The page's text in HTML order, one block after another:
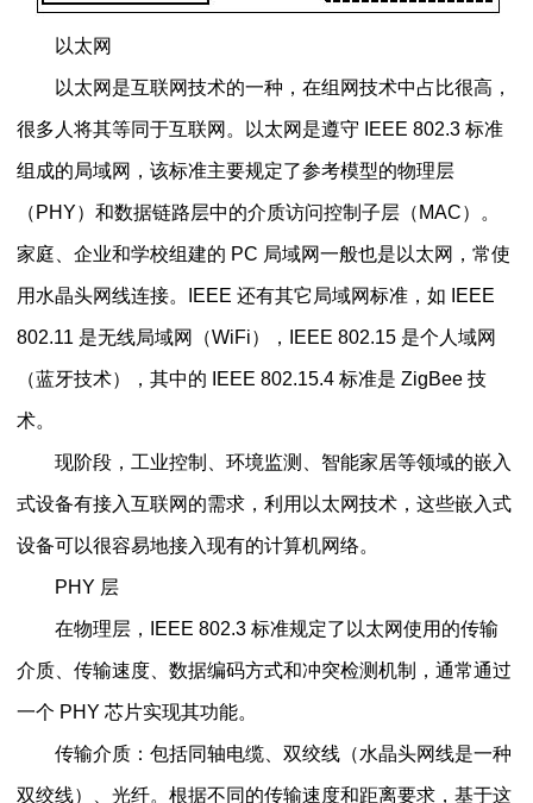
以太网
以太网是互联网技术的一种，在组网技术中占比很高，
很多人将其等同于互联网。以太网是遵守 IEEE 802.3 标准
组成的局域网，该标准主要规定了参考模型的物理层
（PHY）和数据链路层中的介质访问控制子层（MAC）。
家庭、企业和学校组建的 PC 局域网一般也是以太网，常使
用水晶头网线连接。IEEE 还有其它局域网标准，如 IEEE
802.11 是无线局域网（WiFi），IEEE 802.15 是个人域网
（蓝牙技术），其中的 IEEE 802.15.4 标准是 ZigBee 技
术。
现阶段，工业控制、环境监测、智能家居等领域的嵌入
式设备有接入互联网的需求，利用以太网技术，这些嵌入式
设备可以很容易地接入现有的计算机网络。
PHY 层
在物理层，IEEE 802.3 标准规定了以太网使用的传输
介质、传输速度、数据编码方式和冲突检测机制，通常通过
一个 PHY 芯片实现其功能。
传输介质：包括同轴电缆、双绞线（水晶头网线是一种
双绞线）、光纤。根据不同的传输速度和距离要求，基于这